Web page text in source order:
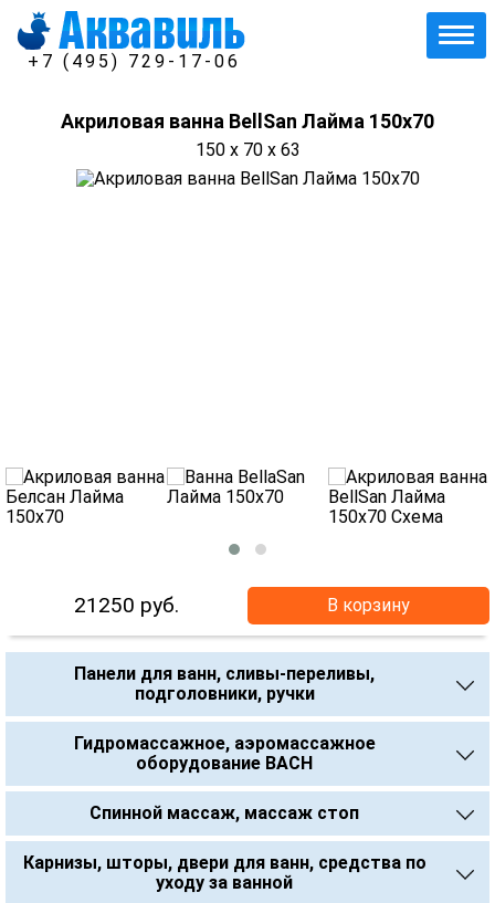
+7 (495) 729-17-06
Акриловая ванна BellSan Лайма 150х70
150 x 70 x 63
21250 руб. В корзину
Панели для ванн, сливы-переливы,
подголовники, ручки
Гидромассажное, аэромассажное
оборудование BACH
Спинной массаж, массаж стоп
Карнизы, шторы, двери для ванн, средства по
уходу за ванной